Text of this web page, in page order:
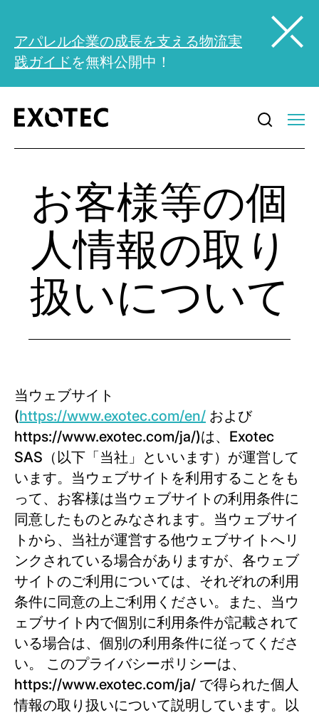
アパレル企業の成長を支える物流実
践ガイドを無料公開中！
お客様等の個
人情報の取り
扱いについて
当ウェブサイト
(https://www.exotec.com/en/ および
https://www.exotec.com/ja/)は、Exotec
SAS（以下「当社」といいます）が運営して
います。当ウェブサイトを利用することをも
って、お客様は当ウェブサイトの利用条件に
同意したものとみなされます。当ウェブサイ
トから、当社が運営する他ウェブサイトへリ
ンクされている場合がありますが、各ウェブ
サイトのご利用については、それぞれの利用
条件に同意の上ご利用ください。また、当ウ
ェブサイト内で個別に利用条件が記載されて
いる場合は、個別の利用条件に従ってくださ
い。 このプライバシーポリシーは、
https://www.exotec.com/ja/ で得られた個人
情報の取り扱いについて説明しています。以